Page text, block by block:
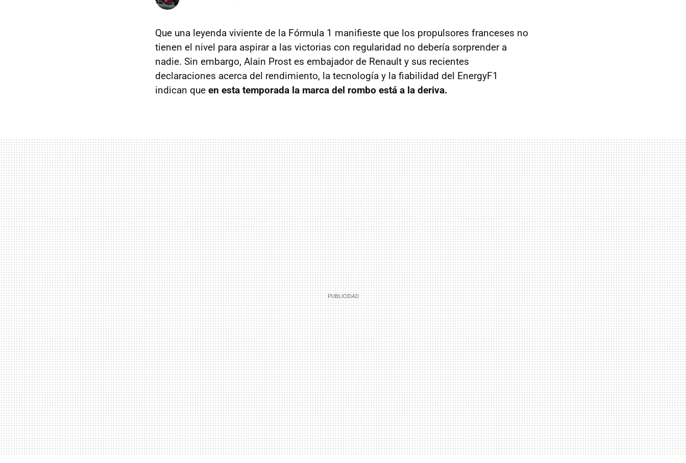
Que una leyenda viviente de la Fórmula 1 manifieste que los propulsores franceses no
tienen el nivel para aspirar a las victorias con regularidad no debería sorprender a
nadie. Sin embargo, Alain Prost es embajador de Renault y sus recientes
declaraciones acerca del rendimiento, la tecnología y la fiabilidad del EnergyF1
indican que en esta temporada la marca del rombo está a la deriva.